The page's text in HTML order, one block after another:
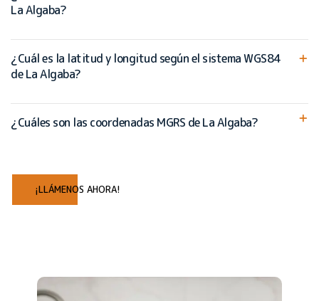
La Algaba?
¿Cuál es la latitud y longitud según el sistema WGS84
de La Algaba?
¿Cuáles son las coordenadas MGRS de La Algaba?
¡LLÁMENOS AHORA!